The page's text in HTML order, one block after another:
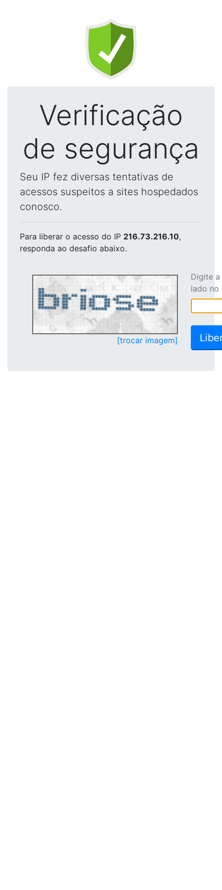
Verificação
de segurança
Seu IP fez diversas tentativas de
acessos suspeitos a sites hospedados
conosco.
Para liberar o acesso do IP 216.73.216.10,
responda ao desafio abaixo.
[trocar imagem]
Digite
lado no